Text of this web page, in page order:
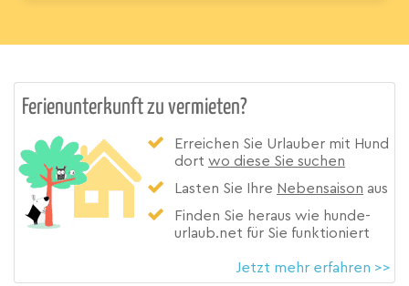
Ferienunterkunft zu vermieten?
Erreichen Sie Urlauber mit Hund
dort wo diese Sie suchen
Lasten Sie Ihre Nebensaison aus
Finden Sie heraus wie hunde-
urlaub.net für Sie funktioniert
Jetzt mehr erfahren >>